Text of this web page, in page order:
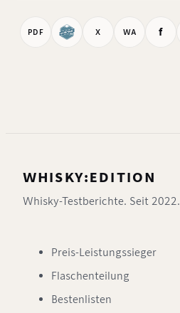
PDF X WA f
WHISKY:EDITION
Whisky-Testberichte. Seit 2022.
Preis-Leistungssieger
Flaschenteilung
Bestenlisten